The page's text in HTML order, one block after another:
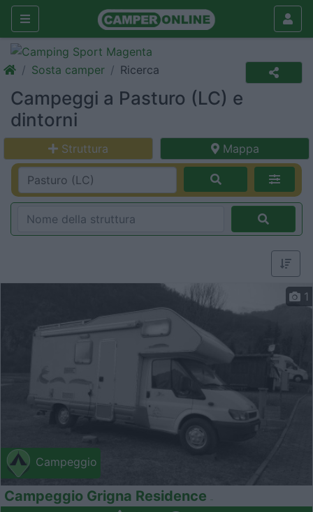
Sosta camper Ricerca
Campeggi a Pasturo (LC) e
dintorni
Struttura Mappa
Campeggio
1
Campeggio Grigna Residence